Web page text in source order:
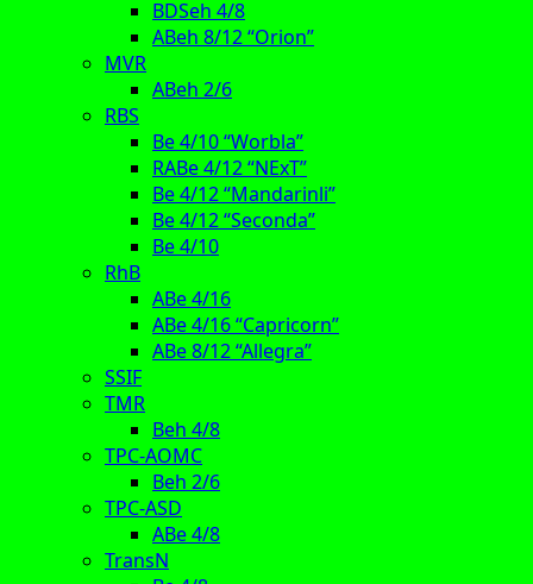
BDSeh 4/8
ABeh 8/12 “Orion”
MVR
ABeh 2/6
RBS
Be 4/10 “Worbla”
RABe 4/12 “NExT”
Be 4/12 “Mandarinli”
Be 4/12 “Seconda”
Be 4/10
RhB
ABe 4/16
ABe 4/16 “Capricorn”
ABe 8/12 “Allegra”
SSIF
TMR
Beh 4/8
TPC-AOMC
Beh 2/6
TPC-ASD
ABe 4/8
TransN